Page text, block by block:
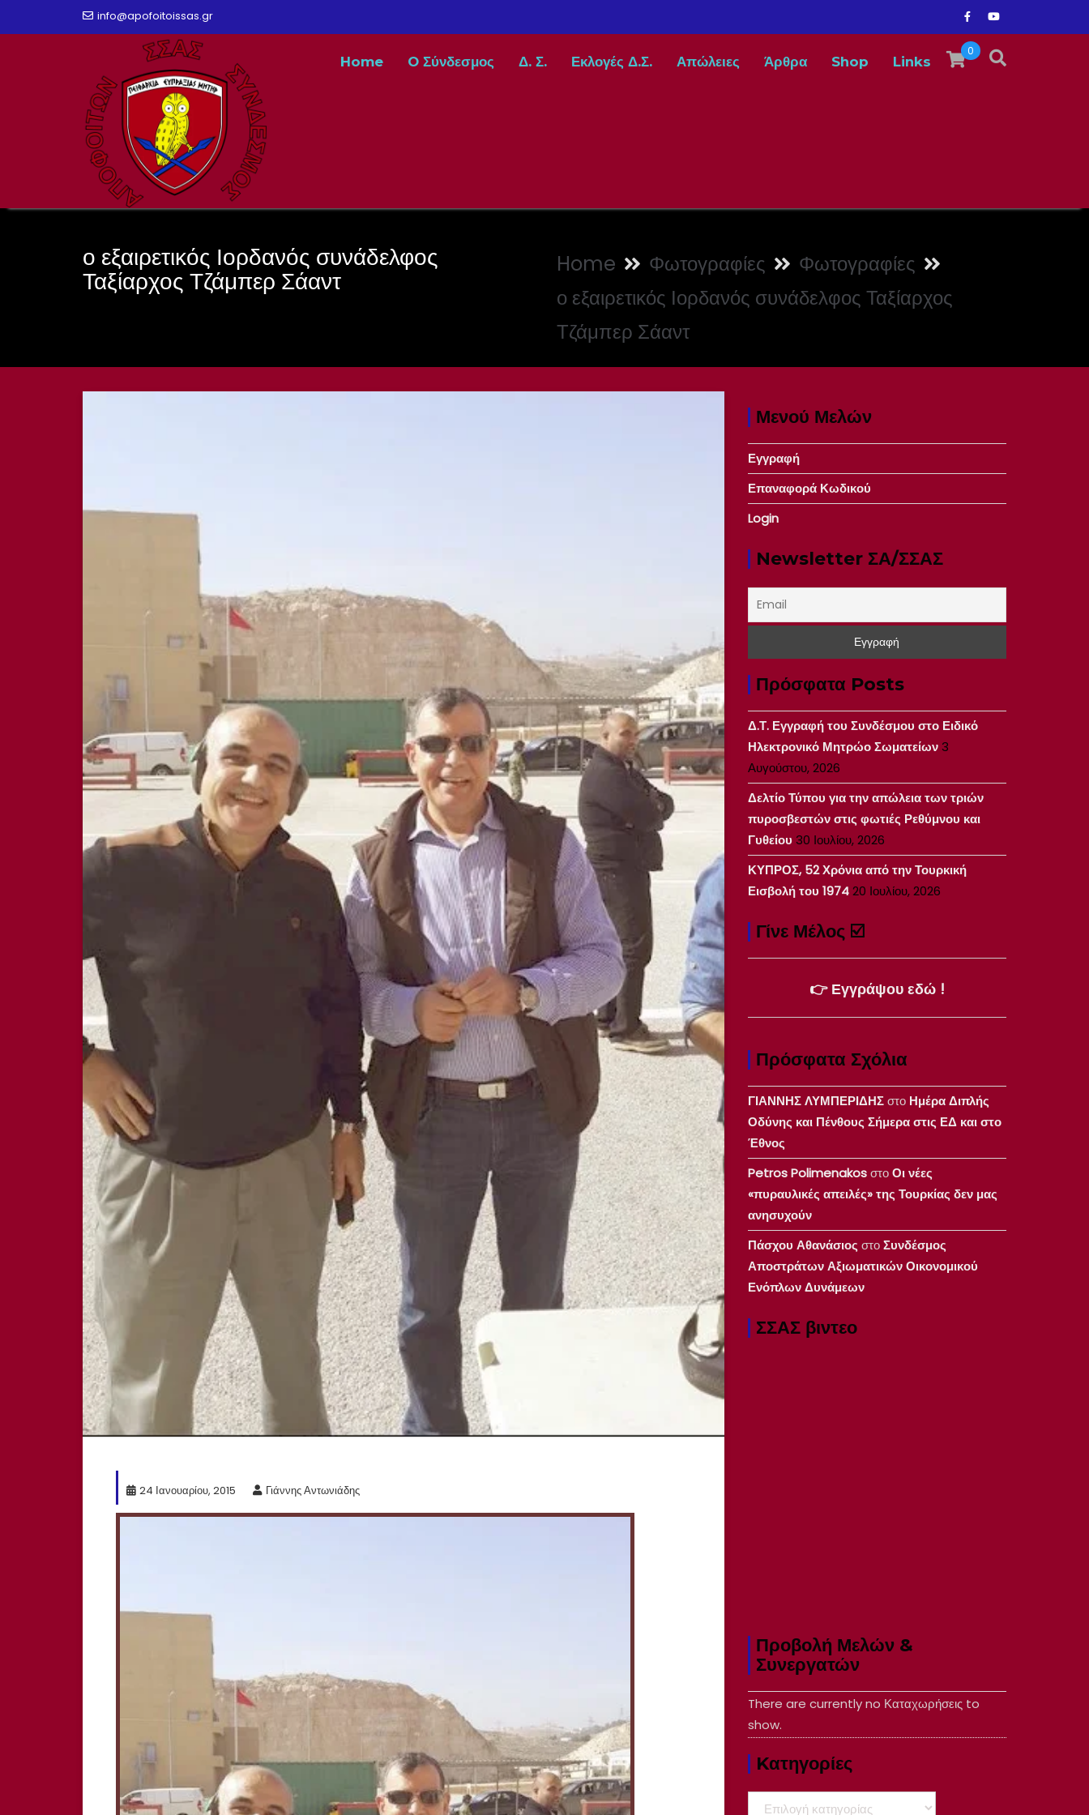
info@apofoitoissas.gr
0
Home O Σύνδεσμος Δ. Σ. Εκλογές Δ.Σ. Απώλειες Άρθρα Shop Links
ο εξαιρετικός Ιορδανός συνάδελφος
Ταξίαρχος Τζάμπερ Σάαντ
Home Φωτογραφίες
Φωτογραφίες
ο εξαιρετικός Ιορδανός συνάδελφος Ταξίαρχος
Τζάμπερ Σάαντ
24 Ιανουαρίου, 2015 Γιάννης Αντωνιάδης
Μενού Μελών
Εγγραφή
Επαναφορά Κωδικού
Login
Newsletter ΣΑ/ΣΣΑΣ
Πρόσφατα Posts
Δ.Τ. Εγγραφή του Συνδέσμου στο Ειδικό
Ηλεκτρονικό Μητρώο Σωματείων3
Αυγούστου, 2026
Δελτίο Τύπου για την απώλεια των τριών
πυροσβεστών στις φωτιές Ρεθύμνου και
Γυθείου 30 Ιουλίου, 2026
ΚΥΠΡΟΣ, 52 Χρόνια από την Τουρκική
Εισβολή του 197420 Ιουλίου, 2026
Γίνε Μέλος ☑️
👉 Εγγράψου εδώ !
Πρόσφατα Σχόλια
ΓΙΑΝΝΗΣ ΛΥΜΠΕΡΙΔΗΣστο Ημέρα Διπλής
Οδύνης και Πένθους Σήμερα στις ΕΔ και στο
Έθνος
Petros PolimenakosστοΟι νέες
«πυραυλικές απειλές» της Τουρκίας δεν μας
ανησυχούν
Πάσχου Αθανάσιος στοΣυνδέσμος
Αποστράτων Αξιωματικών Οικονομικού
Ενόπλων Δυνάμεων
ΣΣΑΣ βιντεο
Προβολή Μελών &
Συνεργατών
There are currently no Καταχωρήσεις to
show.
Kατηγορίες
Kατηγορίες